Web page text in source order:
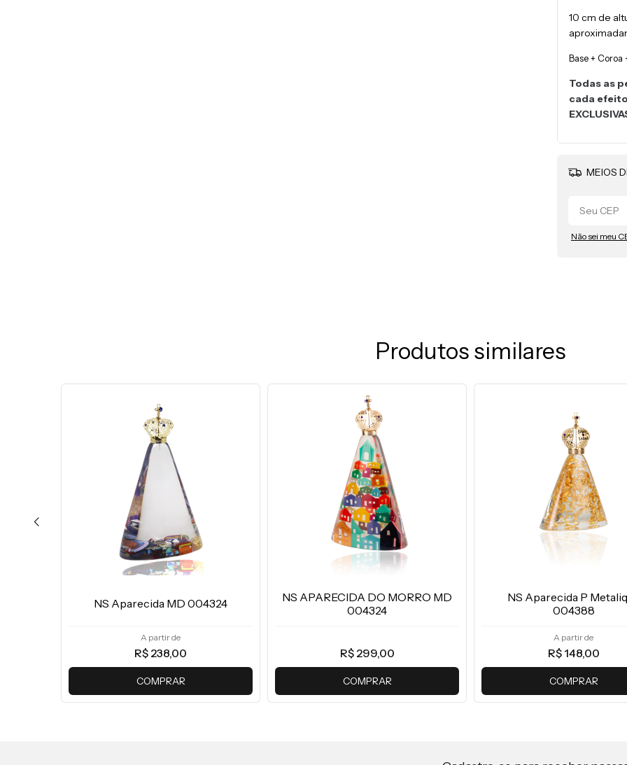
10 cm de
Base + Coroa
Todas as
cada
MEIOS
Não sei meu
Produtos similares
NS Aparecida MD 004324
A partir de
R$ 238,00
COMPRAR
NS APARECIDA DO MORRO MD
004324
R$ 299,00
COMPRAR
NS Aparecida P
004388
A partir de
R$ 148,00
COMPRAR